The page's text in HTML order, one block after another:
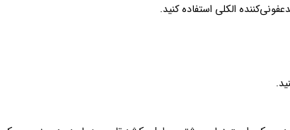
الکلی استفاده کنید.